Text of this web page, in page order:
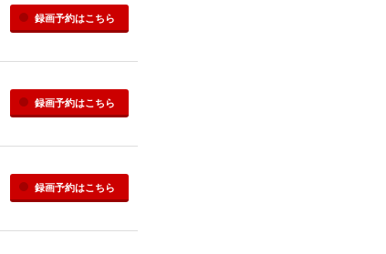
録画予約はこちら
録画予約はこちら
録画予約はこちら